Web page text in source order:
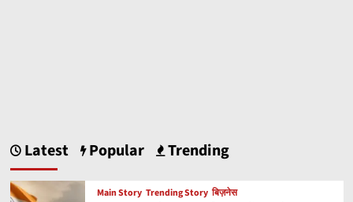
Latest Popular Trending
Main Story Trending Story बिज़नेस